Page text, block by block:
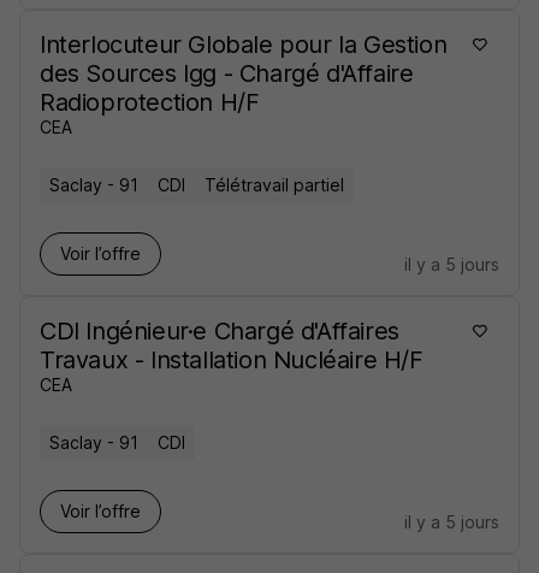
Interlocuteur Globale pour la Gestion
des Sources Igg - Chargé d'Affaire
Radioprotection H/F
CEA
Saclay - 91 CDI Télétravail partiel
Voir l’offre
il y a 5 jours
CDI Ingénieur·e Chargé d'Affaires
Travaux - Installation Nucléaire H/F
CEA
Saclay - 91 CDI
Voir l’offre
il y a 5 jours